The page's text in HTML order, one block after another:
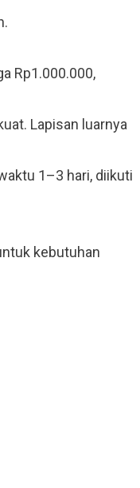
Rp1.000.000,
Lapisan luarnya
1–3 hari, diikuti
kebutuhan